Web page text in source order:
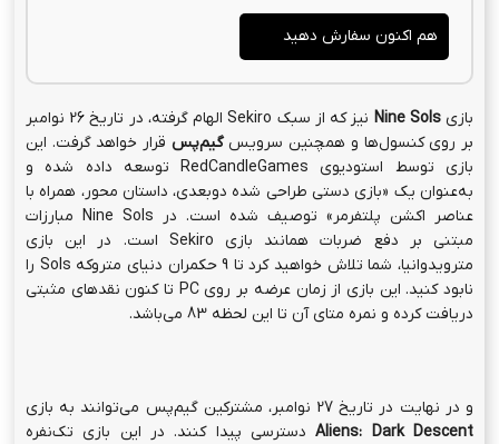
هم اکنون سفارش دهید
بازیNine Sols
نیز که از سبک Sekiro الهام گرفته، در تاریخ 26 نوامبر
بر روی کنسول‌ها و همچنین سرویسگیم‌پس قرار خواهد گرفت. این
بازی توسط استودیوی RedCandleGames توسعه داده شده و
به‌عنوان یک «بازی دستی طراحی شده دوبعدی، داستان محور، همراه با
عناصر اکشن پلتفرمر» توصیف شده است. در Nine Sols مبارزات
مبتنی بر دفع ضربات همانند بازی Sekiro است. در این بازی
مترویدوانیا، شما تلاش خواهید کرد تا 9 حکمران دنیای متروکه Sols را
نابود کنید. این بازی از زمان عرضه بر روی PC تا کنون نقدهای مثبتی
دریافت کرده و نمره متای آن تا این لحظه 83 می‌باشد.
و در نهایت در تاریخ 27 نوامبر، مشترکین گیم‌پس می‌توانند به بازی
Aliens: Dark Descentدسترسی پیدا کنند. در این بازی تک‌نفره